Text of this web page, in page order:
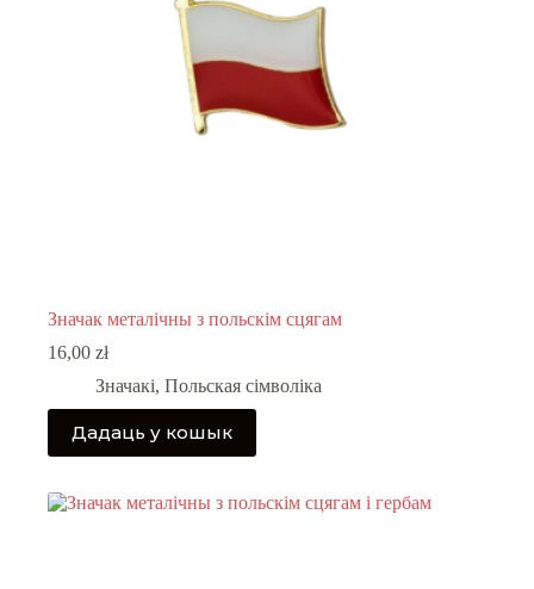
Значак металічны з польскім сцягам
16,00 zł
Значакі, Польская сімволіка
Дадаць у кошык